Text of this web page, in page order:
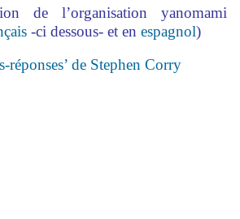
de l’organisation yanomami
-ci dessous- et en espagnol)
réponses’ de Stephen Corry